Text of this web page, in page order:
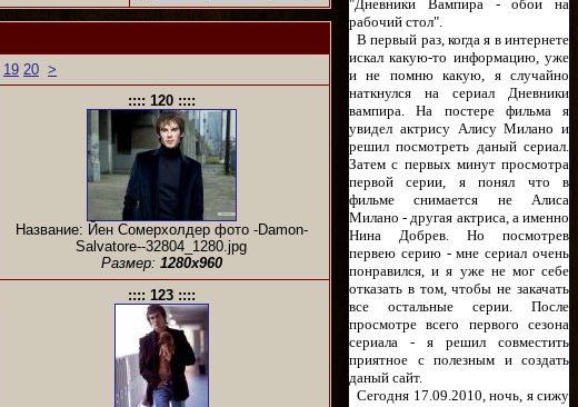
19 20 >
:::: 120 ::::
Название: Йен Сомерхолдер фото -Damon-
Salvatore--32804_1280.jpg
Размер: 1280x960
:::: 123 ::::
"Дневники Вампира - обои на
рабочий стол".
В первый раз, когда я в интернете
искал какую-то информацию, уже
и не помню какую, я случайно
наткнулся на сериал Дневники
вампира. На постере фильма я
увидел актрису Алису Милано и
решил посмотреть даный сериал.
Затем с первых минут просмотра
первой серии, я понял что в
фильме снимается не Алиса
Милано - другая актриса, а именно
Нина Добрев. Но посмотрев
первею серию - мне сериал очень
понравился, и я уже не мог себе
отказать в том, чтобы не закачать
все остальные серии. После
просмотре всего первого сезона
сериала - я решил совместить
приятное с полезным и создать
даный сайт.
Сегодня 17.09.2010, ночь, я сижу